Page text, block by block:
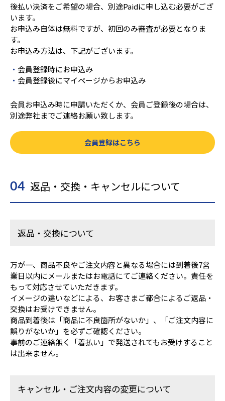
後払い決済をご希望の場合、別途Paidに申し込む必要がござ
います。
お申込み自体は無料ですが、初回のみ審査が必要となりま
す。
お申込み方法は、下記がございます。
会員登録時にお申込み
会員登録後にマイページからお申込み
会員お申込み時に申請いただくか、会員ご登録後の場合は、
別途弊社までご連絡お願い致します。
会員登録はこちら
04 返品・交換・キャンセルについて
返品・交換について
万が一、商品不良やご注文内容と異なる場合には到着後7営
業日以内にメールまたはお電話にてご連絡ください。責任を
もって対応させていただきます。
イメージの違いなどによる、お客さまご都合によるご返品・
交換はお受けできません。
商品到着後は「商品に不良箇所がないか」、「ご注文内容に
誤りがないか」を必ずご確認ください。
事前のご連絡無く「着払い」で発送されてもお受けすること
は出来ません。
キャンセル・ご注文内容の変更について